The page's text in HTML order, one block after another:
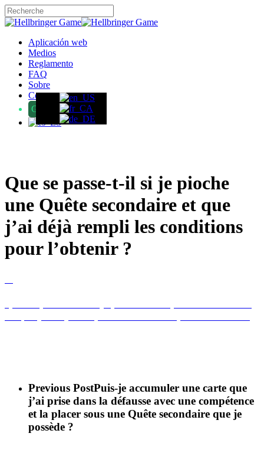
Skip
to
content
Close
Menu
Aplicación web
Medios
Reglamento
FAQ
Sobre
Contacto
GameFound
Que se passe-t-il si je pioche
une Quête secondaire et que
j’ai déjà rempli les conditions
pour l’obtenir ?
Previous PostPuis-je accumuler une carte que
j’ai prise dans la défausse avec une compétence
et la placer sous une Quête secondaire que je
possède ?